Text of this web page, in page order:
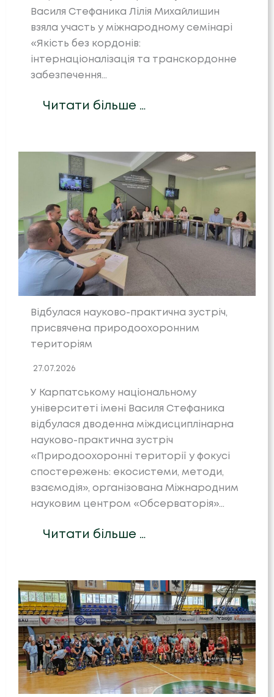
Василя Стефаника Лілія Михайлишин
взяла участь у міжнародному семінарі
«Якість без кордонів:
інтернаціоналізація та транскордонне
забезпечення…
Читати більше …
Відбулася науково-практична зустріч,
присвячена природоохоронним
територіям
27.07.2026
У Карпатському національному
університеті імені Василя Стефаника
відбулася дводенна міждисциплінарна
науково-практична зустріч
«Природоохоронні території у фокусі
спостережень: екосистеми, методи,
взаємодія», організована Міжнародним
науковим центром «Обсерваторія»…
Читати більше …